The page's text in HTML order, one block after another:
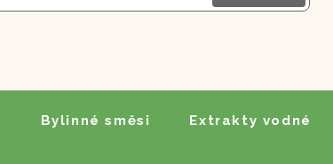
Bylinné směsi Extrakty vodné